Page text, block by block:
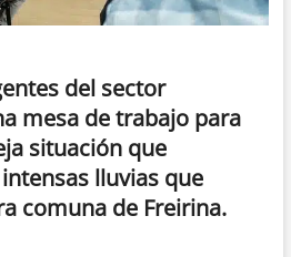
del sector
mesa de trabajo para
situación que
lluvias que
comuna de Freirina.